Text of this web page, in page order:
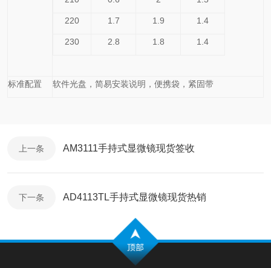
220 1.7 1.9 1.4
230 2.8 1.8 1.4
标准配置 软件光盘，简易安装说明，便携袋，紧固带
上一条 AM3111手持式显微镜现货签收
下一条 AD4113TL手持式显微镜现货热销